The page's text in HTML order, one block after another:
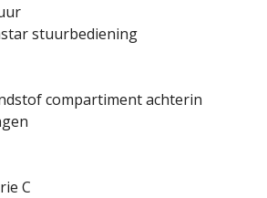
stuurbediening
compartiment achterin
C